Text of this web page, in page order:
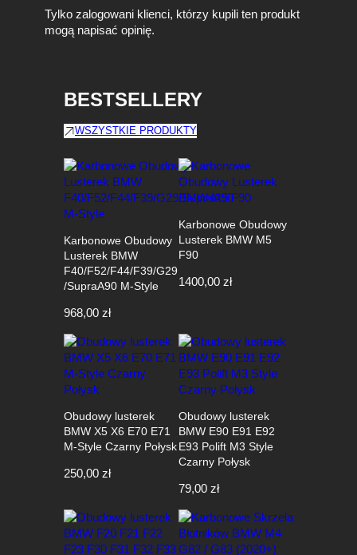
Tylko zalogowani klienci, którzy kupili ten produkt
mogą napisać opinię.
BESTSELLERY
WSZYSTKIE PRODUKTY
Karbonowe Obudowy
Lusterek BMW
F40/F52/F44/F39/G29
/SupraA90 M-Style
968,00 zł
Karbonowe Obudowy
Lusterek BMW M5
F90
1400,00 zł
Obudowy lusterek
BMW X5 X6 E70 E71
M-Style Czarny Połysk
250,00 zł
Obudowy lusterek
BMW E90 E91 E92
E93 Polift M3 Style
Czarny Połysk
79,00 zł